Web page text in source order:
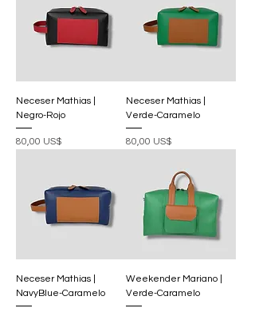
Neceser Mathias |
Negro-Rojo
Precio
80,00 US$
Neceser Mathias |
Verde-Caramelo
Precio
80,00 US$
Neceser Mathias |
NavyBlue-Caramelo
Weekender Mariano |
Verde-Caramelo